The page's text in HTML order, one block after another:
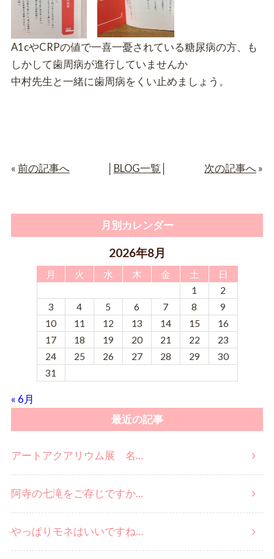
A1cやCRPの値で一喜一憂されている糖尿病の方、も
しかして歯周病が進行していませんか
中村先生と一緒に歯周病をくい止めましょう。
« 前の記事へ BLOG一覧 次の記事へ »
月別カレンダー
2026年8月
月 火 水 木 金 土
日
1
2
3
4 5 6 7 8
9
10
11 12 13 14 15
16
17
18 19 20 21 22
23
24
25 26 27 28 29
30
31
« 6月
最近の記事
アートアクアリウム展 名…
阿寺の七滝をご存じですか…
やっぱりモネはいいですね…